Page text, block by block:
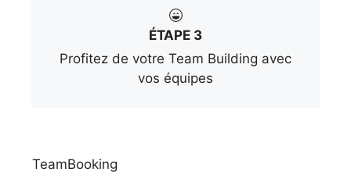
ÉTAPE 3
Profitez de votre Team Building avec
vos équipes
TeamBooking